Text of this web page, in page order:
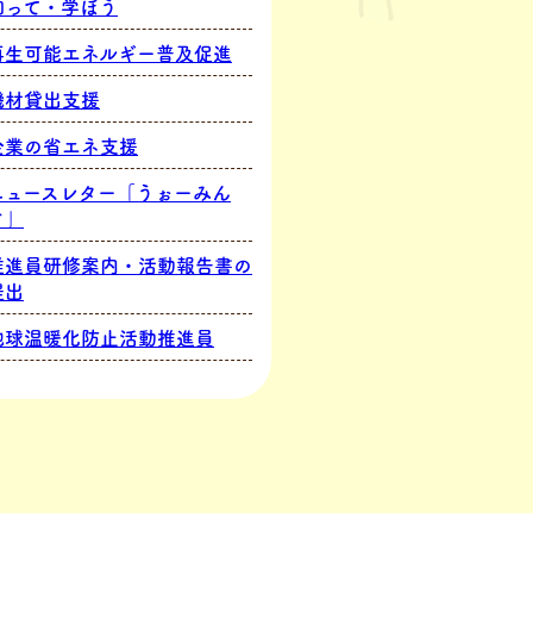
て・学ぼう
生可能エネルギー普及促進
材貸出支援
業の省エネ支援
ースレター「うぉーみん
進員研修案内・活動報告書の
球温暖化防止活動推進員